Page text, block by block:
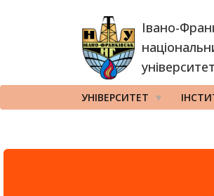
Івано-
УНІВЕРСИТЕТ